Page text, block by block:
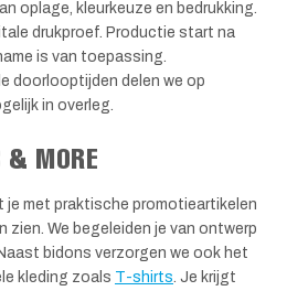
oplage, kleurkeuze en bedrukking.
drukproef. Productie start na
is van toepassing.
doorlooptijden delen we op
in overleg.
& MORE
je met praktische promotieartikelen
zien. We begeleiden je van ontwerp
bidons verzorgen we ook het
kleding zoals T-shirts . Je krijgt